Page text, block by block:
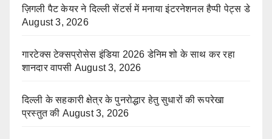
ज़िगली पैट केयर ने दिल्ली सेंटर्स में मनाया इंटरनेशनल हैप्पी पेट्स डे
August 3, 2026
गारटेक्स टेक्सप्रोसेस इंडिया 2026 डेनिम शो के साथ कर रहा
शानदार वापसी August 3, 2026
दिल्ली के सहकारी क्षेत्र के पुनरोद्धार हेतु सुधारों की रूपरेखा
प्रस्तुत की August 3, 2026